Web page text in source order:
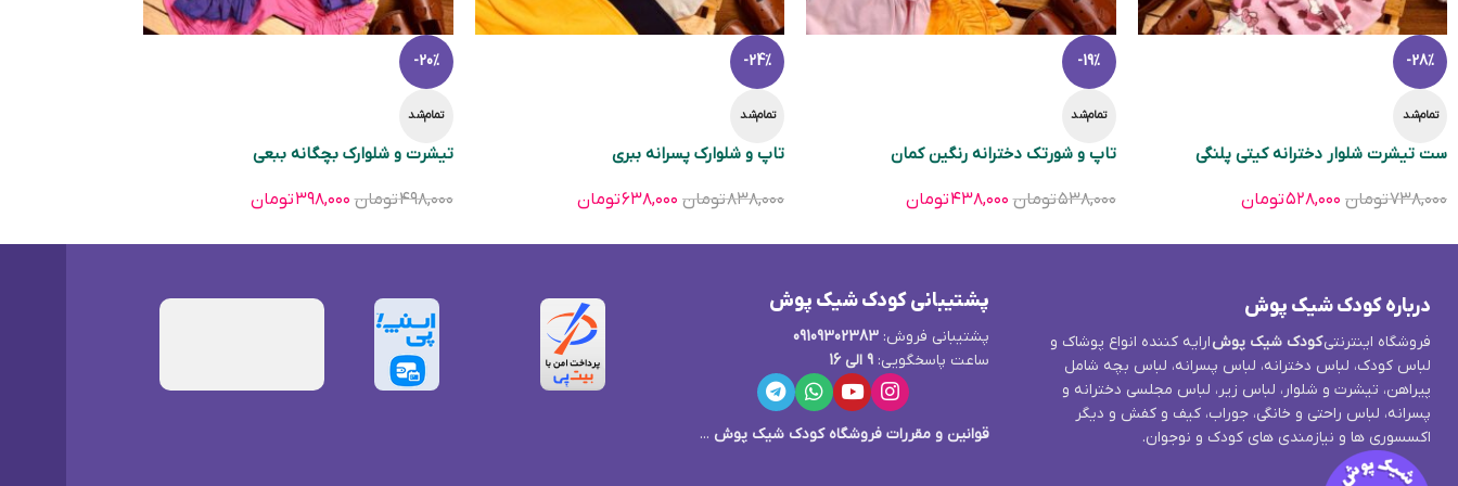
-28%
تمام‌شد
ست تیشرت شلوار دخترانه کیتی پلنگی
۷۳۸,۰۰۰تومان ۵۲۸,۰۰۰تومان
-19%
تمام‌شد
تاپ و شورتک دخترانه رنگین کمان
۵۳۸,۰۰۰تومان ۴۳۸,۰۰۰تومان
-24%
تمام‌شد
تاپ و شلوارک پسرانه ببری
۸۳۸,۰۰۰تومان ۶۳۸,۰۰۰تومان
-20%
تمام‌شد
تیشرت و شلوارک بچگانه ببعی
۴۹۸,۰۰۰تومان ۳۹۸,۰۰۰تومان
درباره کودک شیک پوش
فروشگاه اینترنتیکودک شیک پوشارایه کننده انواع پوشاک و
لباس کودک، لباس دخترانه، لباس پسرانه، لباس بچه شامل
پیراهن، تیشرت و شلوار، لباس زیر، لباس مجلسی دخترانه و
پسرانه، لباس راحتی و خانگی، جوراب، کیف و کفش و دیگر
اکسسوری ها و نیازمندی های کودک و نوجوان.
پشتیبانی کودک شیک پوش
پشتیبانی فروش:09109302383
ساعت پاسخگویی:9 الی 16
قوانین و مقررات فروشگاه کودک شیک پوش ...